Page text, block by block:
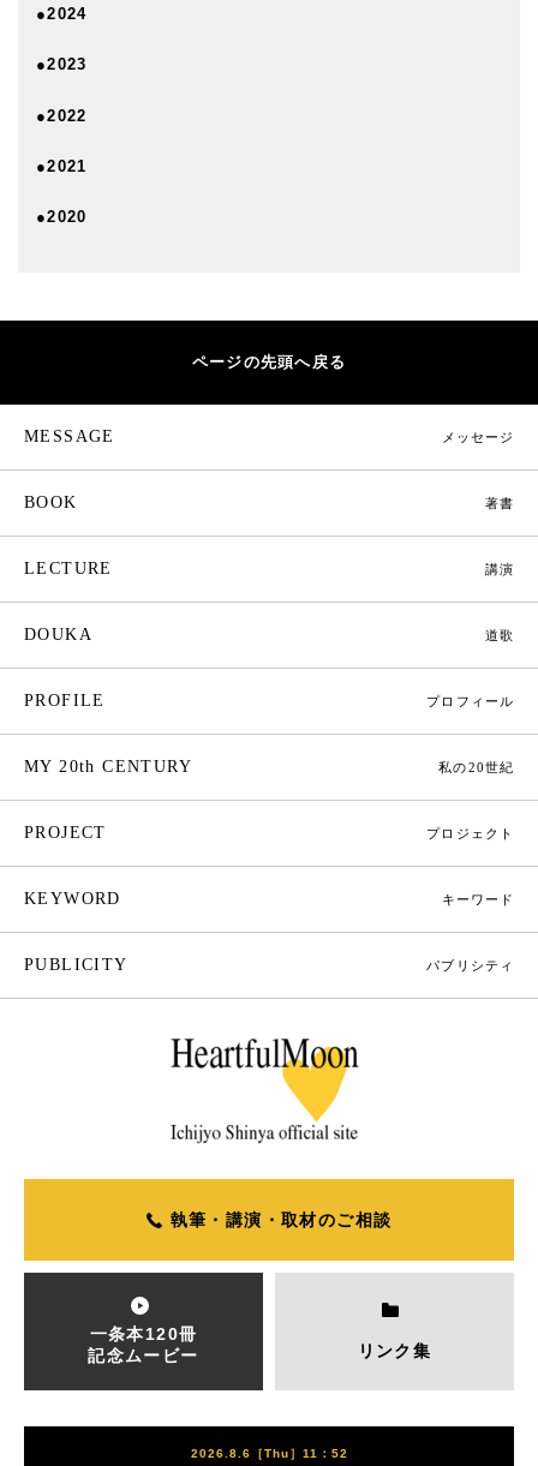
●2024
●2023
●2022
●2021
●2020
ページの先頭へ戻る
MESSAGE メッセージ
BOOK 著書
LECTURE 講演
DOUKA 道歌
PROFILE プロフィール
MY 20th CENTURY 私の20世紀
PROJECT プロジェクト
KEYWORD キーワード
PUBLICITY パブリシティ
執筆・講演・取材のご相談
一条本120冊
記念ムービー
リンク集
2026.8.6［Thu］11：52